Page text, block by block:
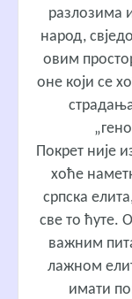
разлозима
народ,
овим
оне који се
Покрет није
хоће
српска
све то ћуте.
важним
лажном
имати